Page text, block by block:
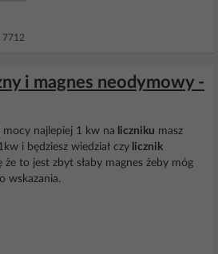
i magnes neodymowy -
mocy najlepiej 1 kw na liczniku masz
i będziesz wiedział czy licznik
że to jest zbyt słaby magnes żeby móg
wskazania.